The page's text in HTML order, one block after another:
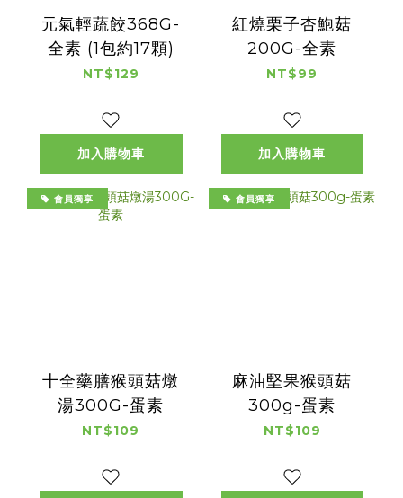
元氣輕蔬餃368G-
全素 (1包約17顆)
NT$129
加入購物車
紅燒栗子杏鮑菇
200G-全素
NT$99
加入購物車
會員獨享
十全藥膳猴頭菇燉
湯300G-蛋素
NT$109
會員獨享
麻油堅果猴頭菇
300g-蛋素
NT$109